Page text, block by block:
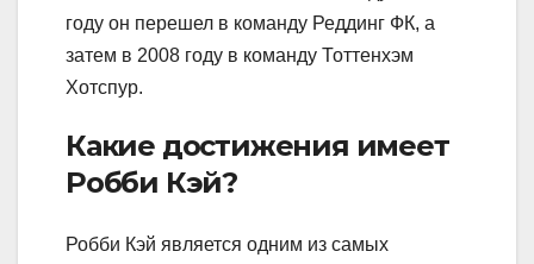
году он перешел в команду Реддинг ФК, а
затем в 2008 году в команду Тоттенхэм
Хотспур.
Какие достижения имеет
Робби Кэй?
Робби Кэй является одним из самых